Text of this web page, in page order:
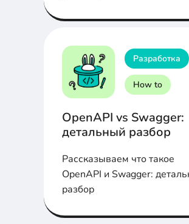
спорных ситуаций и оценки
Разработка
How to
OpenAPI vs Swagger:
детальный разбор
Рассказываем что такое
OpenAPI и Swagger:
разбор